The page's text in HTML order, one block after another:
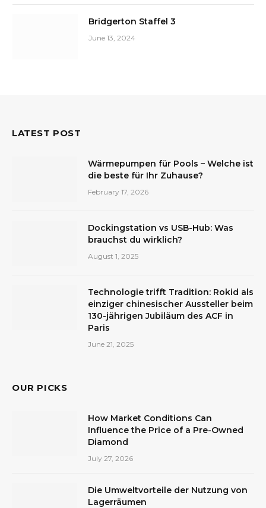
Bridgerton Staffel 3
June 13, 2024
LATEST POST
Wärmepumpen für Pools – Welche ist
die beste für Ihr Zuhause?
February 17, 2026
Dockingstation vs USB-Hub: Was
brauchst du wirklich?
August 1, 2025
Technologie trifft Tradition: Rokid als
einziger chinesischer Aussteller beim
130-jährigen Jubiläum des ACF in
Paris
June 21, 2025
OUR PICKS
How Market Conditions Can
Influence the Price of a Pre-Owned
Diamond
July 27, 2026
Die Umweltvorteile der Nutzung von
Lagerräumen